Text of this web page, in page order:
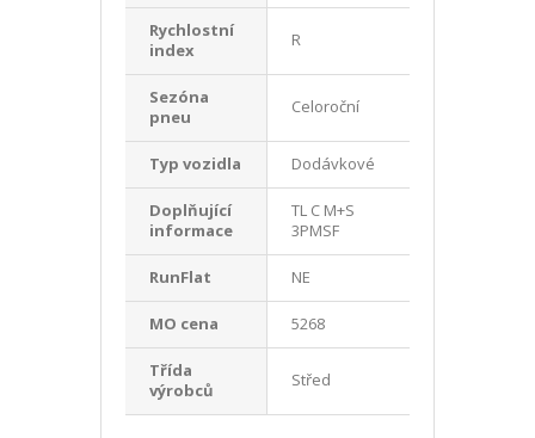
Rychlostní
index
R
Sezóna
pneu
Celoroční
Typ vozidla Dodávkové
Doplňující
informace
TL C M+S
3PMSF
RunFlat NE
MO cena 5268
Třída
výrobců
Střed